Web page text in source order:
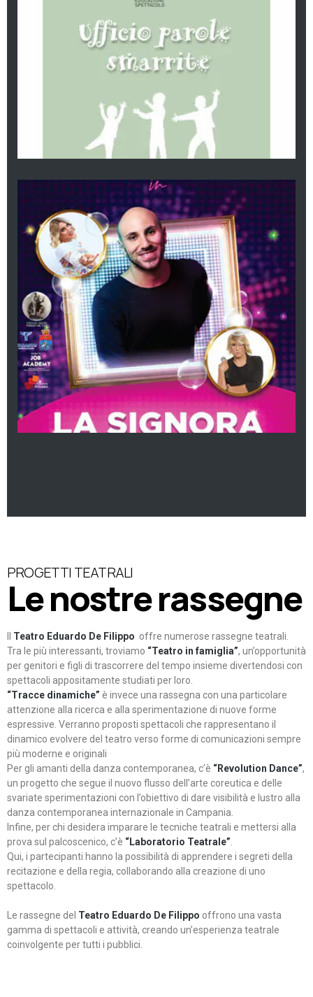
PROGETTI TEATRALI
Le nostre rassegne
Teatro Eduardo De Filippo offre numerose rassegne teatrali.
Tra le più interessanti, troviamo “Teatro in famiglia”, un’opportunità
per genitori e figli di trascorrere del tempo insieme divertendosi con
spettacoli appositamente studiati per loro.
“Tracce dinamiche” è invece una rassegna con una particolare
attenzione alla ricerca e alla sperimentazione di nuove forme
espressive. Verranno proposti spettacoli che rappresentano il
dinamico evolvere del teatro verso forme di comunicazioni sempre
più moderne e originali
Per gli amanti della danza contemporanea, c’è “Revolution Dance”,
un progetto che segue il nuovo flusso dell’arte coreutica e delle
svariate sperimentazioni con l’obiettivo di dare visibilità e lustro alla
danza contemporanea internazionale in Campania.
Infine, per chi desidera imparare le tecniche teatrali e mettersi alla
prova sul palcoscenico, c’è “Laboratorio Teatrale”
Qui, i partecipanti hanno la possibilità di apprendere i segreti della
recitazione e della regia, collaborando alla creazione di uno
spettacolo.
Le rassegne del Teatro Eduardo De Filippo offrono una vasta
gamma di spettacoli e attività, creando un’esperienza teatrale
coinvolgente per tutti i pubblici.